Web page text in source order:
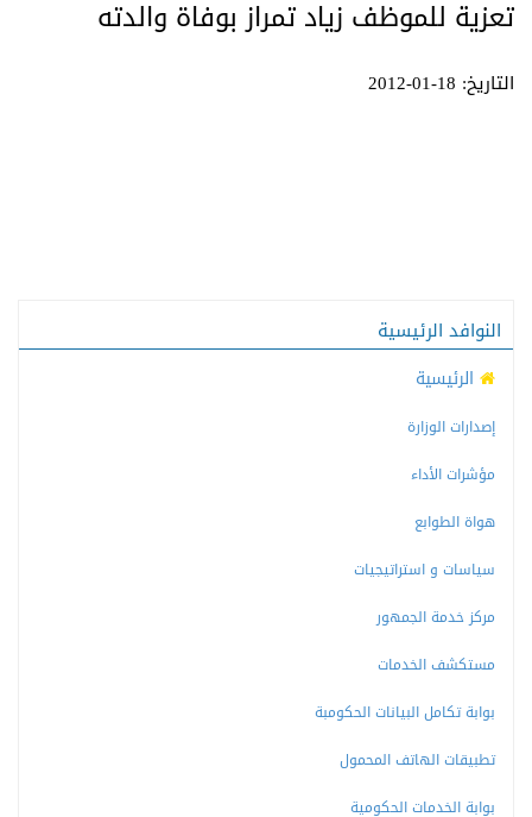
تعزية للموظف زياد تمراز بوفاة والدته
التاريخ: 18-01-2012
النوافد الرئيسية
الرئيسية
إصدارات الوزارة
مؤشرات الأداء
هواة الطوابع
سياسات و استراتيجيات
مركز خدمة الجمهور
مستكشف الخدمات
بوابة تكامل البيانات الحكومبة
تطبيقات الهاتف المحمول
بوابة الخدمات الحكومية